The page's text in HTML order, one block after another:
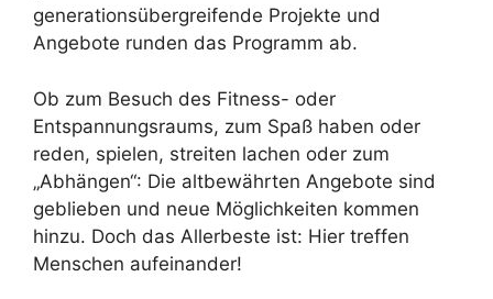
generationsübergreifende Projekte und
Angebote runden das Programm ab.
Ob zum Besuch des Fitness- oder
Entspannungsraums, zum Spaß haben oder
reden, spielen, streiten lachen oder zum
„Abhängen“: Die altbewährten Angebote sind
geblieben und neue Möglichkeiten kommen
hinzu. Doch das Allerbeste ist: Hier treffen
Menschen aufeinander!